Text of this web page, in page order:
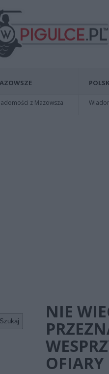
z Mazowsza
Szukaj
NIE